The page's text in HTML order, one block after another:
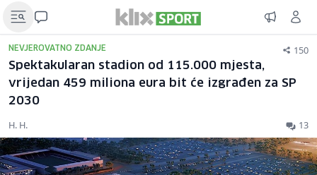
NEVJEROVATNO ZDANJE 150
Spektakularan stadion od 115.000 mjesta,
vrijedan 459 miliona eura bit će izgrađen za SP
2030
H. H. 13